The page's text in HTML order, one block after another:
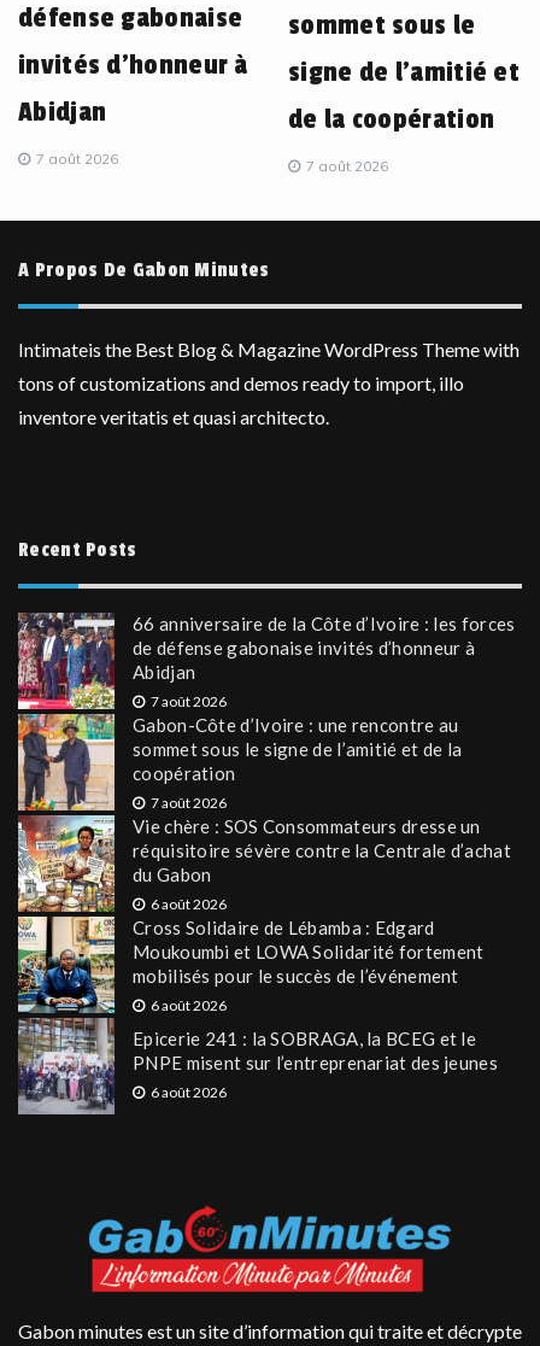
défense gabonaise
invités d’honneur à
Abidjan
7 août 2026
sommet sous le
signe de l’amitié et
de la coopération
7 août 2026
A Propos De Gabon Minutes
Intimateis the Best Blog & Magazine WordPress Theme with
tons of customizations and demos ready to import, illo
inventore veritatis et quasi architecto.
Recent Posts
66 anniversaire de la Côte d’Ivoire : les forces
de défense gabonaise invités d’honneur à
Abidjan
7 août 2026
Gabon-Côte d’Ivoire : une rencontre au
sommet sous le signe de l’amitié et de la
coopération
7 août 2026
Vie chère : SOS Consommateurs dresse un
réquisitoire sévère contre la Centrale d’achat
du Gabon
6 août 2026
Cross Solidaire de Lébamba : Edgard
Moukoumbi et LOWA Solidarité fortement
mobilisés pour le succès de l’événement
6 août 2026
Epicerie 241 : la SOBRAGA, la BCEG et le
PNPE misent sur l’entreprenariat des jeunes
6 août 2026
Gabon minutes est un site d’information qui traite et décrypte